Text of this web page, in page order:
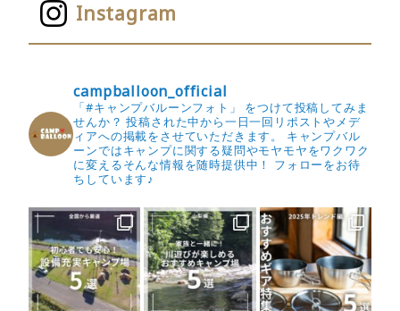
Instagram
campballoon_official
「#キャンプバルーンフォト」 をつけて投稿してみま
せんか？ 投稿された中から一日一回リポストやメデ
ィアへの掲載をさせていただきます。
キャンプバル
ーンではキャンプに関する疑問やモヤモヤをワクワク
に変えるそんな情報を随時提供中！
フォローをお待
ちしています♪